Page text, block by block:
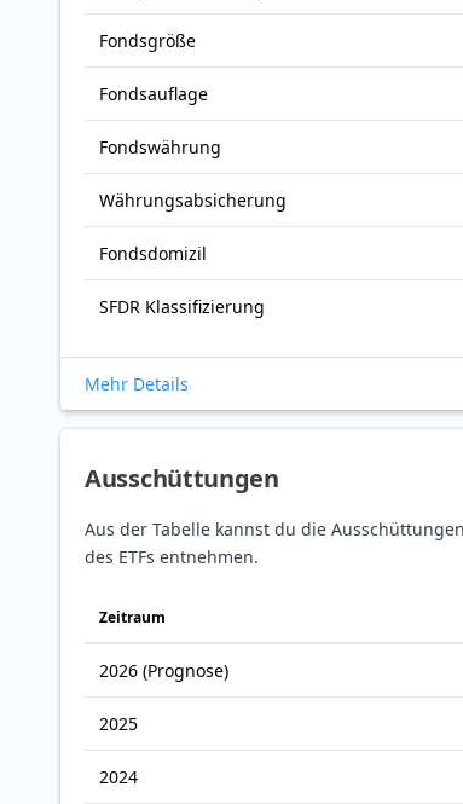
Fonds­größe
Fonds­auflage
Fonds­währung
Währungsabsicherung
Fondsdomizil
SFDR Klassifizierung
Mehr Details
Ausschüttungen
Aus der Tabelle kannst du die
des ETFs entnehmen.
Zeitraum
2026 (Prognose)
2025
2024